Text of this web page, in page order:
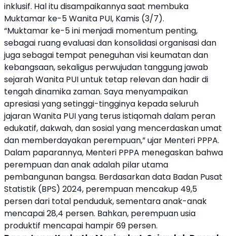
inklusif. Hal itu disampaikannya saat membuka
Muktamar ke-5 Wanita PUI, Kamis (3/7).
“Muktamar ke-5 ini menjadi momentum penting,
sebagai ruang evaluasi dan konsolidasi organisasi dan
juga sebagai tempat peneguhan visi keumatan dan
kebangsaan, sekaligus perwujudan tanggung jawab
sejarah Wanita PUI untuk tetap relevan dan hadir di
tengah dinamika zaman. Saya menyampaikan
apresiasi yang setinggi-tingginya kepada seluruh
jajaran Wanita PUI yang terus istiqomah dalam peran
edukatif, dakwah, dan sosial yang mencerdaskan umat
dan memberdayakan perempuan,” ujar Menteri PPPA.
Dalam paparannya, Menteri PPPA menegaskan bahwa
perempuan dan anak adalah pilar utama
pembangunan bangsa. Berdasarkan data Badan Pusat
Statistik (BPS) 2024, perempuan mencakup 49,5
persen dari total penduduk, sementara anak-anak
mencapai 28,4 persen. Bahkan, perempuan usia
produktif mencapai hampir 69 persen.